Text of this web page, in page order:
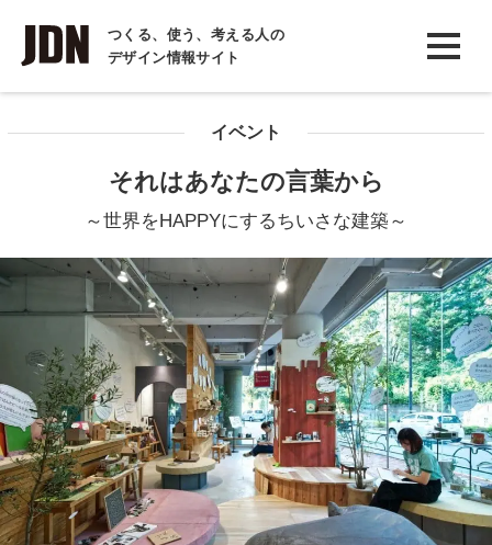
つくる、使う、考える人の
デザイン情報サイト
INTERVIEW
インタビュー
COLUMN
イベント
それはあなたの言葉から
～世界をHAPPYにするちいさな建築～